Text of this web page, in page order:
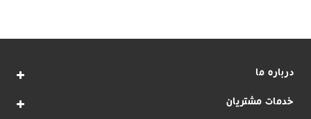
درباره ما
خدمات مشتریان